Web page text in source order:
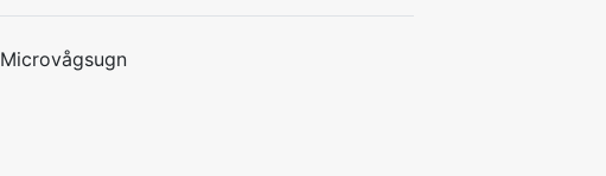
Microvågsugn